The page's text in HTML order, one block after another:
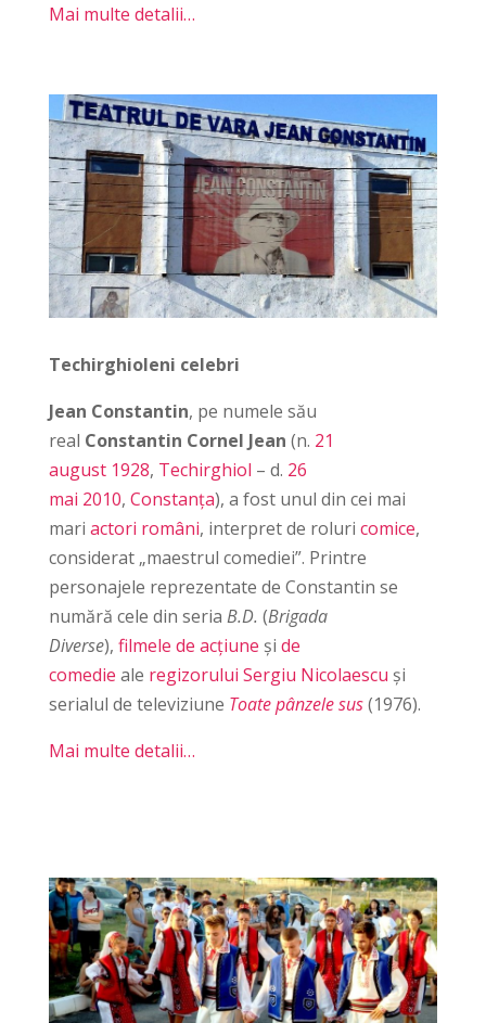
Mai multe detalii…
Techirghioleni celebri
Jean Constantin, pe numele său
real Constantin Cornel Jean (n. 21
august 1928, Techirghiol – d. 26
mai 2010, Constanța), a fost unul din cei mai
mari actori români, interpret de roluri comice,
considerat „maestrul comediei”. Printre
personajele reprezentate de Constantin se
numără cele din seria B.D. (Brigada
Diverse), filmele de acțiune și de
comedie ale regizorului Sergiu Nicolaescu și
serialul de televiziune Toate pânzele sus(1976).
Mai multe detalii…